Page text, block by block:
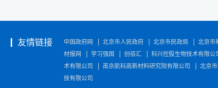
友情链接 中国政府网 北京市人民政府 北京市民政局
北京市
材报网
学习强国 创佰汇
科兴控股生物技术有限公
术有限公司
南京航科高新材料研究院有限公司
北京
技有限公司